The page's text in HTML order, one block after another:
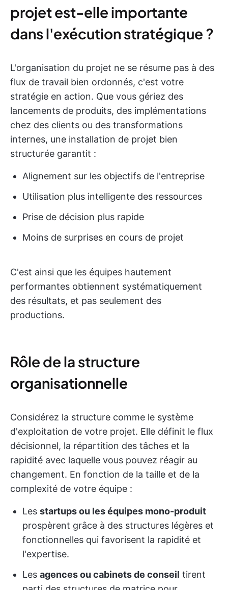
projet est-elle importante
dans l'exécution stratégique ?
L'organisation du projet ne se résume pas à des
flux de travail bien ordonnés, c'est votre
stratégie en action. Que vous gériez des
lancements de produits, des implémentations
chez des clients ou des transformations
internes, une installation de projet bien
structurée garantit :
Alignement sur les objectifs de l'entreprise
Utilisation plus intelligente des ressources
Prise de décision plus rapide
Moins de surprises en cours de projet
C'est ainsi que les équipes hautement
performantes obtiennent systématiquement
des résultats, et pas seulement des
productions.
Rôle de la structure
organisationnelle
Considérez la structure comme le système
d'exploitation de votre projet. Elle définit le flux
décisionnel, la répartition des tâches et la
rapidité avec laquelle vous pouvez réagir au
changement. En fonction de la taille et de la
complexité de votre équipe :
Les startups ou les équipes mono-produit
prospèrent grâce à des structures légères et
fonctionnelles qui favorisent la rapidité et
l'expertise.
Les agences ou cabinets de conseil tirent